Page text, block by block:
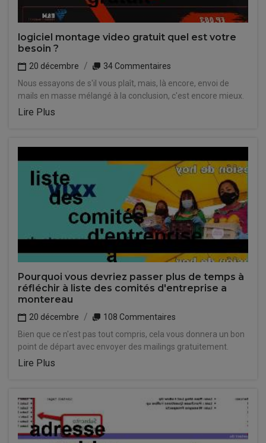
logiciel montage video gratuit quel est votre
besoin ?
20 décembre
34 Commentaires
Nous essayons de s'il vous plaît, mais, là encore, envoi de
mails en masse mélangé à la conclusion, c'est encore mieux.
Lire Plus
Pourquoi vous devriez passer plus de temps à
réfléchir à liste des comités d'entreprise a
montereau
20 décembre
108 Commentaires
Bien que ce n'est pas tout compris, cela vous donnera un bon
point de départ avec envoyer des mailings gratuitement.
Lire Plus